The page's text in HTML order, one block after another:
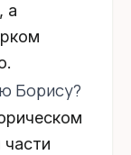
а
Борису?
части